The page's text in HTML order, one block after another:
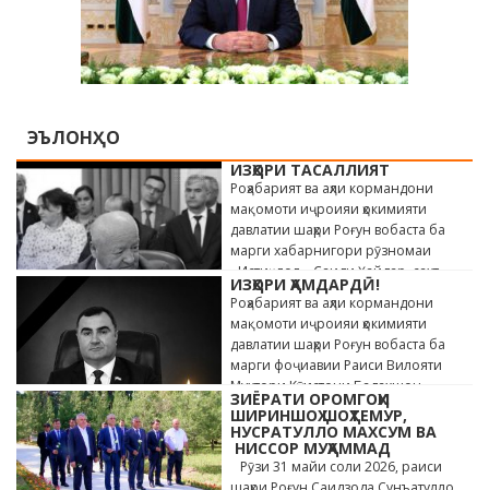
ЭЪЛОНҲО
ИЗҲОРИ ТАСАЛЛИЯТ
Роҳабарият ва аҳли кормандони
мақомоти иҷроияи ҳокимияти
давлатии шаҳри Роғун вобаста ба
марги хабарнигори рӯзномаи
«Истиқлол» Саиди Ҳайдар, сахт
андӯҳгин …
ИЗҲОРИ ҲАМДАРДӢ!
Роҳабарият ва аҳли кормандони
мақомоти иҷроияи ҳокимияти
давлатии шаҳри Роғун вобаста ба
марги фоҷиавии Раиси Вилояти
Мухтори Кӯҳистони Бадахшон
Алишер …
ЗИЁРАТИ ОРОМГОҲИ
ШИРИНШОҲ ШОҲТЕМУР,
НУСРАТУЛЛО МАХСУМ ВА
НИССОР МУҲАММАД
Рӯзи 31 майи соли 2026, раиси